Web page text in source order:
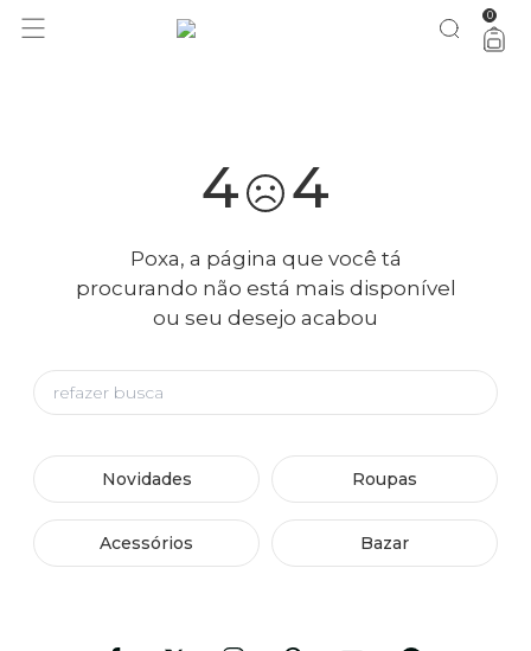
você merece 30% OFF pra comemorar com a gente aproveita! 0
4 4
Poxa, a página que você tá
procurando não está mais disponível
ou seu desejo acabou
Novidades Roupas
Acessórios Bazar